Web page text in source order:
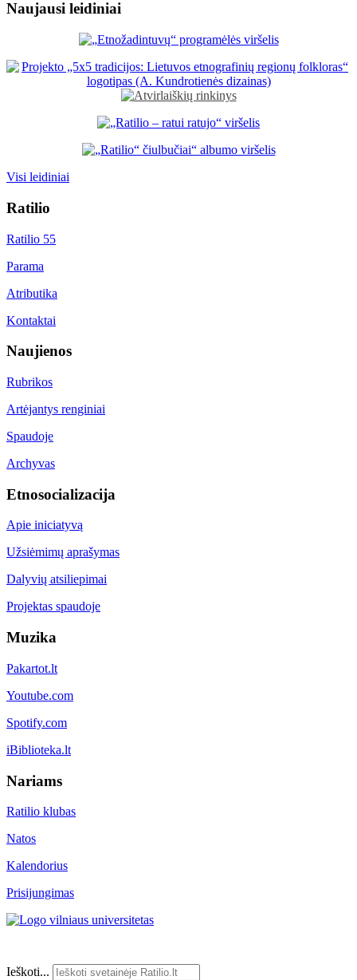
Naujausi leidiniai
Visi leidiniai
Ratilio
Ratilio 55
Parama
Atributika
Kontaktai
Naujienos
Rubrikos
Artėjantys renginiai
Spaudoje
Archyvas
Etnosocializacija
Apie iniciatyvą
Užsiėmimų aprašymas
Dalyvių atsiliepimai
Projektas spaudoje
Muzika
Pakartot.lt
Youtube.com
Spotify.com
iBiblioteka.lt
Nariams
Ratilio klubas
Natos
Kalendorius
Prisijungimas
Ieškoti...